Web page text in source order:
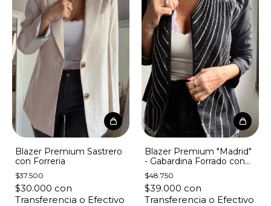
Blazer Premium Sastrero
con Forreria
$37.500
$30.000 con
Transferencia o Efectivo
Blazer Premium "Madrid"
- Gabardina Forrado con
Lentejuelas
$48.750
$39.000 con
Transferencia o Efectivo